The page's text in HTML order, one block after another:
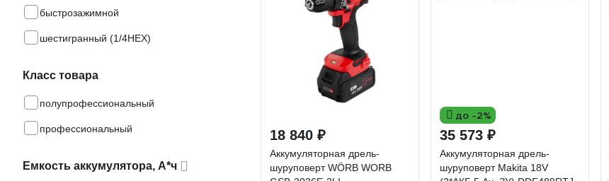
быстрозажимной
шестигранный (1/4HEX)
Класс товара
полупрофессиональный
профессиональный
Емкость аккумулятора, А*ч
18 840 ₽
Аккумуляторная дрель-
шуруповерт WÖRB WORB
до -2%
35 573 ₽
Аккумуляторная дрель-
шуруповерт Makita 18V